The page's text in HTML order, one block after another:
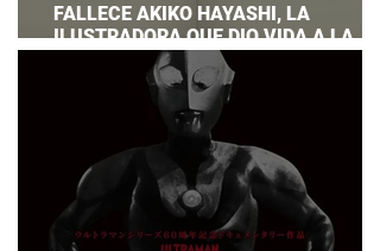
FALLECE AKIKO HAYASHI, LA
ILUSTRADORA QUE DIO VIDA A LA
NOVELA ORIGINAL DE KIKI'S DELIVERY